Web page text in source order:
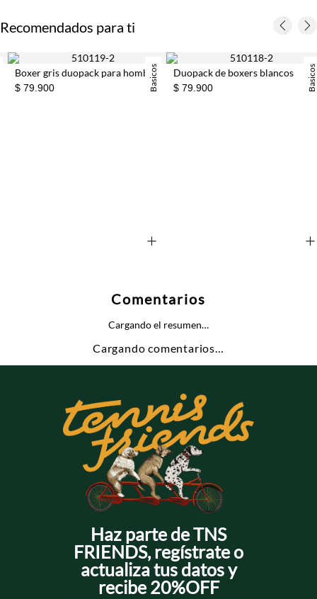
Recomendados para ti
Basicos
+
Boxer gris duopack para hombre
$ 79.900 Basicos
+
Duopack de boxers blancos
$ 79.900
Comentarios
Cargando el resumen…
Cargando comentarios…
Haz parte de TNS
FRIENDS, regístrate o
actualiza tus datos y
recibe 20%OFF